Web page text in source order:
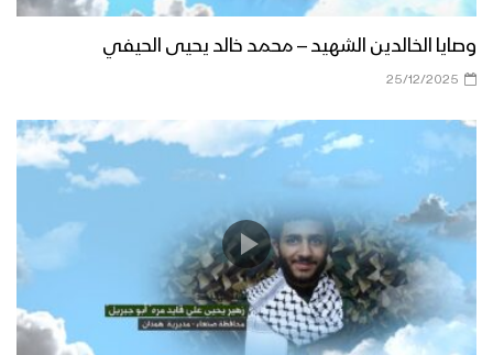
وصايا الخالدين الشهيد – محمد خالد يحيى الحيفي
25/12/2025